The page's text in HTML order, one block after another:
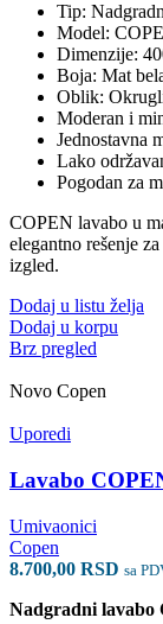
Tip:
Model:
Dimenzije:
Boja: Mat
Oblik:
Moderan i
Jednostavna
Lako
Pogodan za
COPEN lavabo u
elegantno rešenje
izgled.
Dodaj u listu želja
Dodaj u korpu
Brz pregled
Novo Copen
Uporedi
Lavabo
Umivaonici
Copen
8.700,00 RSD sa
Nadgradni lavabo